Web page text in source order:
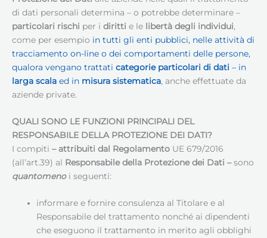
di dati personali determina – o potrebbe determinare –
particolari rischi per i diritti e le libertà degli individui,
come per esempio in tutti gli enti pubblici, nelle attività di
tracciamento on-line o dei comportamenti delle persone,
qualora vengano trattati categorie particolari di dati – in
larga scala ed in misura sistematica, anche effettuate da
aziende private.
QUALI SONO LE FUNZIONI PRINCIPALI DEL
RESPONSABILE DELLA PROTEZIONE DEI DATI?
I compiti – attribuiti dal Regolamento UE 679/2016
(all’art.39) al Responsabile della Protezione dei Dati –sono
quantomenoi seguenti:
informare e fornire consulenza al Titolare e al
Responsabile del trattamento nonché ai dipendenti
che eseguono il trattamento in merito agli obblighi